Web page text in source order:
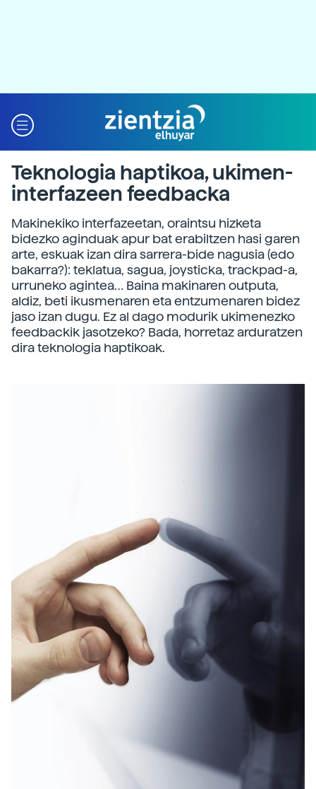
Teknologia haptikoa, ukimen-
interfazeen feedbacka
Makinekiko interfazeetan, oraintsu hizketa
bidezko aginduak apur bat erabiltzen hasi garen
arte, eskuak izan dira sarrera-bide nagusia (edo
bakarra?): teklatua, sagua, joysticka, trackpad-a,
urruneko agintea… Baina makinaren outputa,
aldiz, beti ikusmenaren eta entzumenaren bidez
jaso izan dugu. Ez al dago modurik ukimenezko
feedbackik jasotzeko? Bada, horretaz arduratzen
dira teknologia haptikoak.